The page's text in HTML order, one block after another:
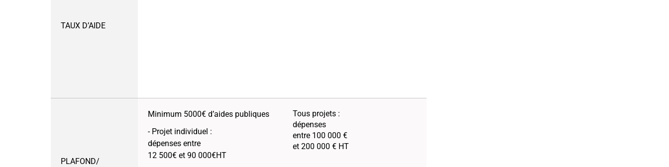
TAUX D’AIDE
PLAFOND/
Minimum 5000€ d’aides publiques
- Projet individuel :
dépenses entre
12 500€ et 90 000€HT
Tous projets :
dépenses
entre 100 000 €
et 200 000 € HT